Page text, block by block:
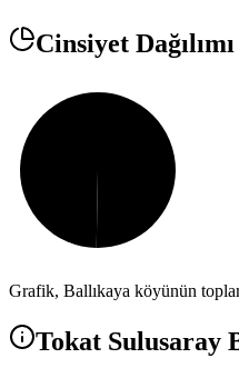
Cinsiyet Dağılımı
Grafik, Ballıkaya köyünün
Tokat Sulusaray